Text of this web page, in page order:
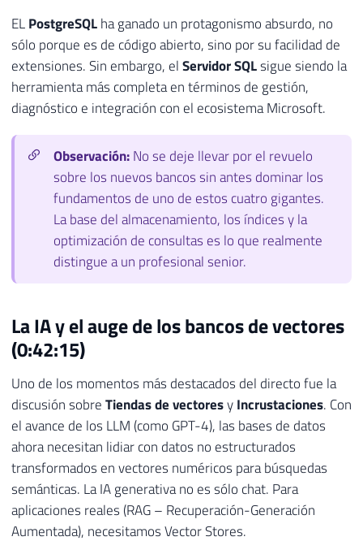
ELPostgreSQLha ganado un protagonismo absurdo, no
sólo porque es de código abierto, sino por su facilidad de
extensiones. Sin embargo, elServidor SQLsigue siendo la
herramienta más completa en términos de gestión,
diagnóstico e integración con el ecosistema Microsoft.
Observación:No se deje llevar por el revuelo
sobre los nuevos bancos sin antes dominar los
fundamentos de uno de estos cuatro gigantes.
La base del almacenamiento, los índices y la
optimización de consultas es lo que realmente
distingue a un profesional senior.
La IA y el auge de los bancos de vectores
(0:42:15)
Uno de los momentos más destacados del directo fue la
discusión sobreTiendas de vectoresyIncrustaciones. Con
el avance de los LLM (como GPT-4), las bases de datos
ahora necesitan lidiar con datos no estructurados
transformados en vectores numéricos para búsquedas
semánticas. La IA generativa no es sólo chat. Para
aplicaciones reales (RAG – Recuperación-Generación
Aumentada), necesitamos Vector Stores.